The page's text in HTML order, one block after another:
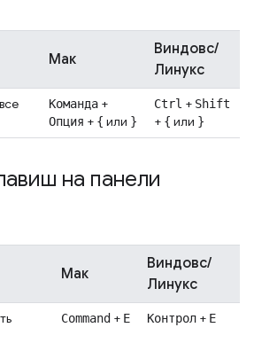
Мак
Виндовс/
Линукс
Команда +
Опция + { или }
Ctrl + Shift
+ { или }
на панели
Мак
Виндовс/
Линукс
Command + E Контрол + Е